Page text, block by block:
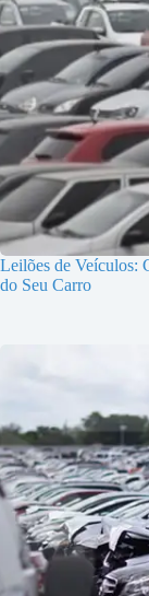
Leilões de Veículos:
do Seu Carro